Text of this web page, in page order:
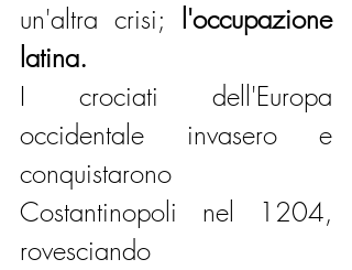
un'altra crisi; l'occupazione
latina.
I crociati dell'Europa
occidentale invasero e
conquistarono
Costantinopoli nel 1204,
rovesciando